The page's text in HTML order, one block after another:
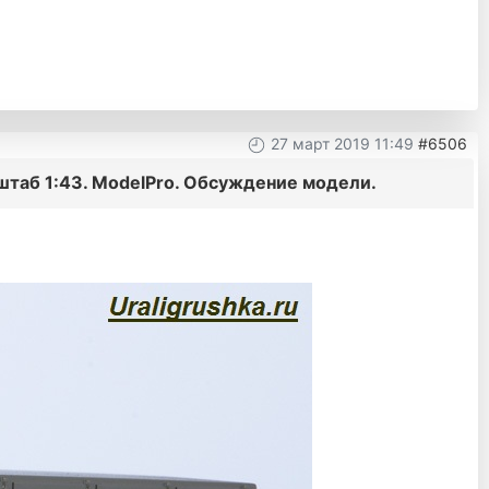
27 март 2019 11:49 #6506
1:43. ModelPro. Обсуждение модели.